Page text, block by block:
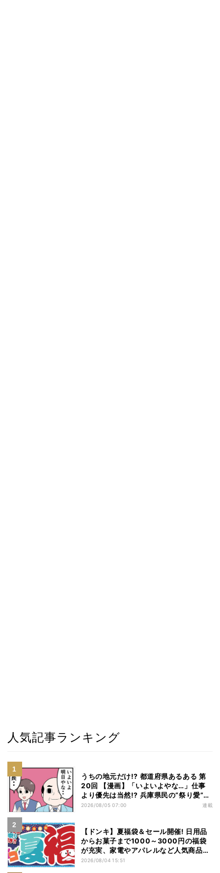
人気記事ランキング
うちの地元だけ!? 都道府県あるある 第
20回 【漫画】「いよいよやな…」仕事
より優先は当然!? 兵庫県民の“祭り愛”が
熱すぎた
2026/08/05 07:00 連載
【ドンキ】夏福袋＆セール開催! 日用品
からお菓子まで1000～3000円の福袋
が充実、家電やアパレルなど人気商品も
特価
2026/08/04 15:51